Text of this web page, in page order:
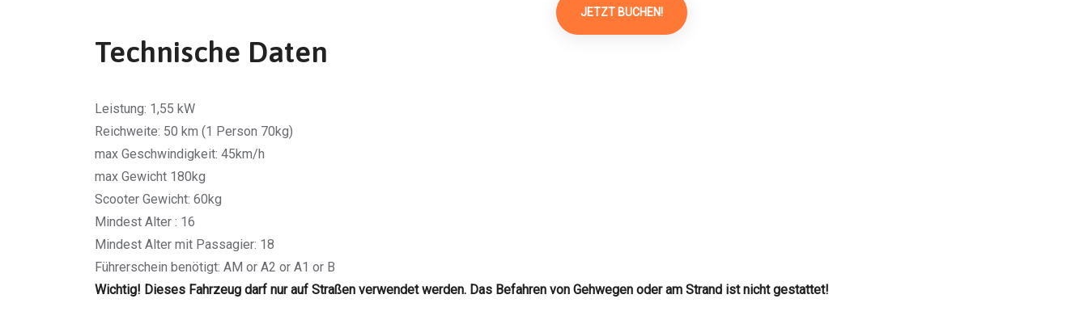
JETZT BUCHEN!
Technische Daten
Leistung: 1,55 kW
Reichweite: 50 km (1 Person 70kg)
max Geschwindigkeit: 45km/h
max Gewicht 180kg
Scooter Gewicht: 60kg
Mindest Alter : 16
Mindest Alter mit Passagier: 18
Führerschein benötigt: AM or A2 or A1 or B
Wichtig! Dieses Fahrzeug darf nur auf Straßen verwendet werden. Das Befahren von Gehwegen oder am Strand ist nicht gestattet!